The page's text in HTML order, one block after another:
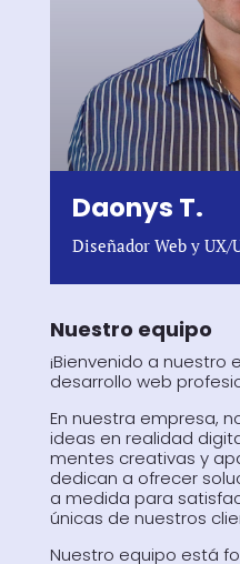
Daonys T.
Diseñador Web y UX/
Nuestro equipo
¡Bienvenido a nuestro
desarrollo web
En nuestra empresa,
ideas en realidad
mentes creativas y
dedican a ofrecer
a medida para
únicas de nuestros
Nuestro equipo está